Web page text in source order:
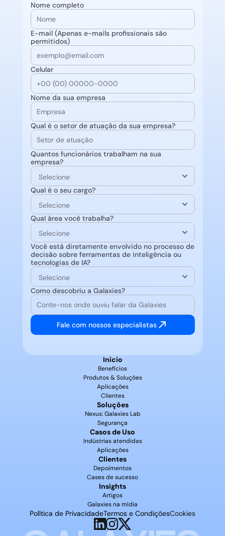
Nome completo
E-mail (Apenas e-mails profissionais são
permitidos)
Celular
Nome da sua empresa
Qual é o setor de atuação da sua empresa?
Quantos funcionários trabalham na sua
empresa?
Qual é o seu cargo?
Qual área você trabalha?
Você está diretamente envolvido no processo de
decisão sobre ferramentas de inteligência ou
tecnologias de IA?
Como descobriu a Galaxies?
Fale com nossos especialistas
Início
Benefícios
Produtos & Soluções
Aplicações
Clientes
Soluções
Nexus: Galaxies Lab
Segurança
Casos de Uso
Indústrias atendidas
Aplicações
Clientes
Depoimentos
Cases de sucesso
Insights
Artigos
Galaxies na mídia
Política de PrivacidadeTermos e CondiçõesCookies